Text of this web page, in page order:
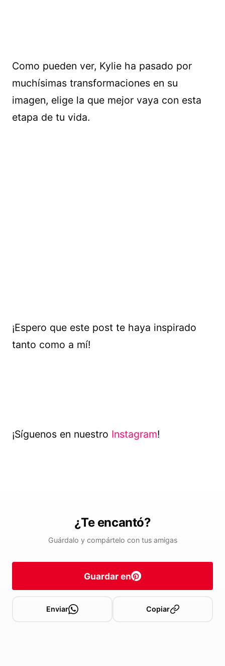
Como pueden ver, Kylie ha pasado por
muchísimas transformaciones en su
imagen, elige la que mejor vaya con esta
etapa de tu vida.
¡Espero que este post te haya inspirado
tanto como a mí!
¡Síguenos en nuestro Instagram!
¿Te encantó?
Guárdalo y compártelo con tus amigas
Guardar en
Enviar Copiar